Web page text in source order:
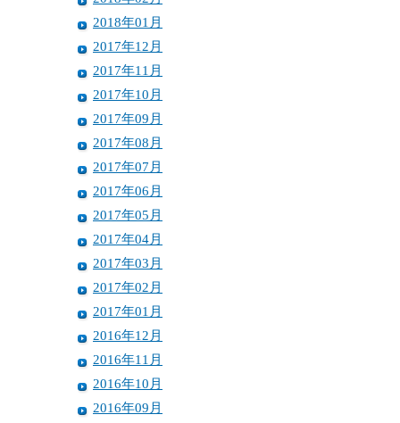
2018年01月
2017年12月
2017年11月
2017年10月
2017年09月
2017年08月
2017年07月
2017年06月
2017年05月
2017年04月
2017年03月
2017年02月
2017年01月
2016年12月
2016年11月
2016年10月
2016年09月